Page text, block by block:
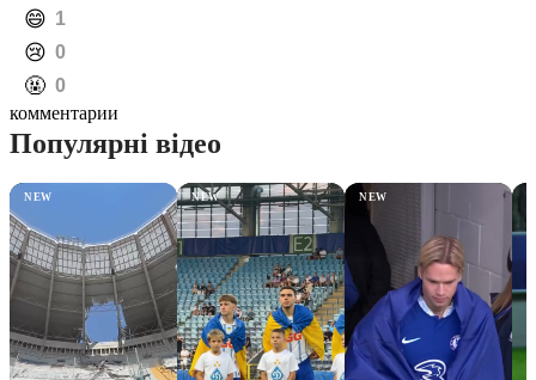
️😄 1
️😢 0
️🤬 0
комментарии